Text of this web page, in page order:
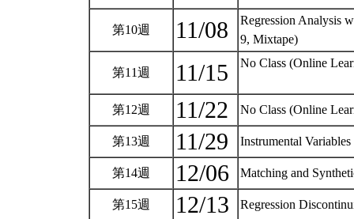
第10週 11/08
Regression Analysis
9, Mixtape)
第11週 11/15 No Class (Online
第12週 11/22 No Class (Online
第13週 11/29 Instrumental
第14週 12/06 Matching and
第15週 12/13 Regression